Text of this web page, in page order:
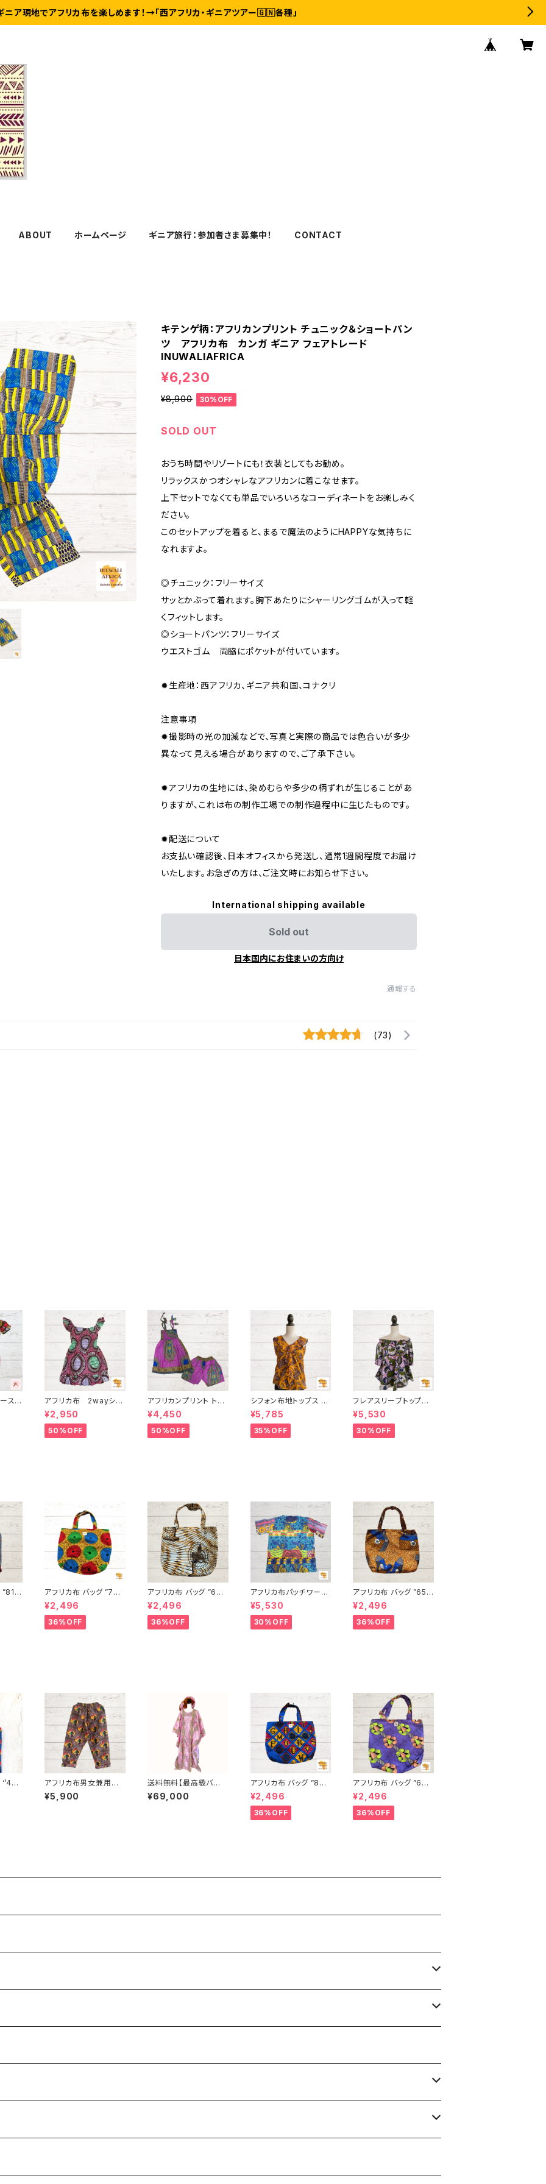
ニア現地でアフリカ布を楽しめます！→「西アフリカ・ギニアツアー🇬🇳各種」
ABOUT ホームページ ギニア旅行：参加者さま募集中！ CONTACT
キテンゲ柄：アフリカンプリント チュニック＆ショートパン
ツ アフリカ布 カンガ ギニア フェアトレード
INUWALIAFRICA
¥6,230
¥8,900 30%OFF
SOLD OUT
おうち時間やリゾートにも！衣装としてもお勧め。
リラックスかつオシャレなアフリカンに着こなせます。
上下セットでなくても単品でいろいろなコーディネートをお楽しみく
ださい。
このセットアップを着ると、まるで魔法のようにHAPPYな気持ちに
なれますよ。
◎チュニック：フリーサイズ
サッとかぶって着れます。胸下あたりにシャーリングゴムが入って軽
くフィットします。
◎ショートパンツ：フリーサイズ
ウエストゴム 両脇にポケットが付いています。
✹生産地：西アフリカ、ギニア共和国、コナクリ
注意事項
✹撮影時の光の加減などで、写真と実際の商品では色合いが多少
異なって見える場合がありますので、ご了承下さい。
✹アフリカの生地には、染めむらや多少の柄ずれが生じることがあ
りますが、これは布の制作工場での制作過程中に生じたものです。
✹配送について
お支払い確認後、日本オフィスから発送し、通常1週間程度でお届け
いたします。お急ぎの方は、ご注文時にお知らせ下さい。
International shipping available
Sold out
日本国内にお住まいの方向け
通報する
(73)
ス2
アフリカ布 2wayシャ
ーリングトップス OF-
21 パーニュ カンガ キ
テンゲ ギニア フェアト
レード INUWALIAFRI
¥2,950
50%OFF
アフリカンプリント トッ
プス＆ショートパンツ
アフリカ布 カンガ ギ
ニア フェアトレード IN
UWALIAFRICA
¥4,450
50%OFF
シフォン布地トップス 17
アフリカ布柄 カンガ キ
テンゲ ギニア フェアト
レード INUWALIAFRI
CA
¥5,785
35%OFF
フレアスリーブトップス
No.26 アフリカ布 パー
ニュ カンガ キテンゲ ギ
ニア フェアトレード IN
UWALIAFRICA
¥5,530
30%OFF
”81”
アフリカ布 バッグ ”78”
アフリカンプリント パー
ニュ カンガ キテンゲ ト
ートバッグ エコバッグ
ギニア フェアトレード I
¥2,496
36%OFF
アフリカ布 バッグ ”63”
アフリカンプリント パー
ニュ カンガ キテンゲ ト
ートバッグ エコバッグ
ギニア フェアトレード I
¥2,496
36%OFF
アフリカ布パッチワーク
シャツ 男女兼用 パーニ
ュ キテンゲ ギニア フェ
アトレード INUWALIA
FRICA patch-s-1
¥5,530
30%OFF
アフリカ布 バッグ ”65”
アフリカンプリント パー
ニュ カンガ キテンゲ ト
ートバッグ エコバッグ
ギニア フェアトレード I
¥2,496
36%OFF
アフリカ布男女兼用パ
ンツ パーニュ アフリカ
布 キテンゲ ギニア フェ
¥5,900
送料無料【最高級バゼ
ン】西アフリカ正装 グバ
｜ラインストーン＆ゴー
¥69,000
アフリカ布 バッグ ”87”
アフリカンプリント パー
ニュ カンガ キテンゲ ト
ートバッグ エコバッグ
ギニア フェアトレード I
¥2,496
36%OFF
アフリカ布 バッグ ”64”
Resycle アフリカンプ
リント パーニュ カンガ
キテンゲ トートバッグ
エコバッグ ギニア フェ
¥2,496
36%OFF